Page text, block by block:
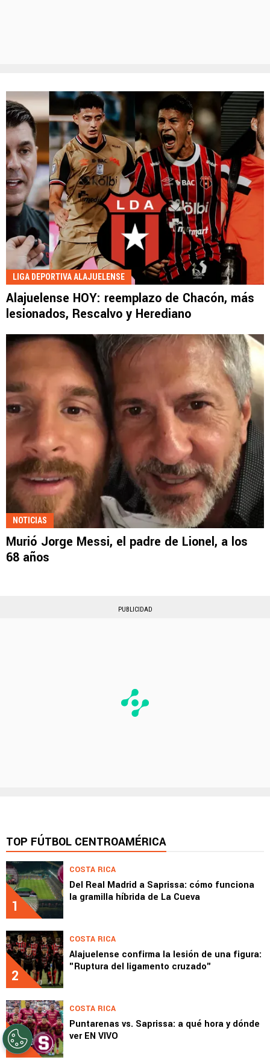
LIGA DEPORTIVA ALAJUELENSE
Alajuelense HOY: reemplazo de Chacón, más
lesionados, Rescalvo y Herediano
NOTICIAS
Murió Jorge Messi, el padre de Lionel, a los
68 años
PUBLICIDAD
TOP FÚTBOL CENTROAMÉRICA
1
COSTA RICA
Del Real Madrid a Saprissa: cómo funciona
la gramilla híbrida de La Cueva
2
COSTA RICA
Alajuelense confirma la lesión de una figura:
"Ruptura del ligamento cruzado"
3
COSTA RICA
Puntarenas vs. Saprissa: a qué hora y dónde
ver EN VIVO